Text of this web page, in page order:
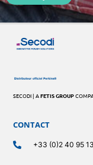
SECODI | AFETIS GROUP
CONTACT
+33 (0)2 40 95